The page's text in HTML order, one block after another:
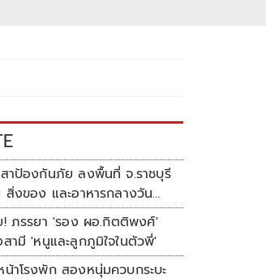
าป้องกันภัย ลงพื้นที่ จ.ราชบุรี
สิ่งของ และอาหารกลางวัน
ยนบ้านหนองน้ำใส
ภรรยา 'รอง ผอ.กิตติพงศ์'
ามี 'หนูและลูกภูมิใจในตัวพี่'
าโรงพัก สองหนุ่มควบกระบะ